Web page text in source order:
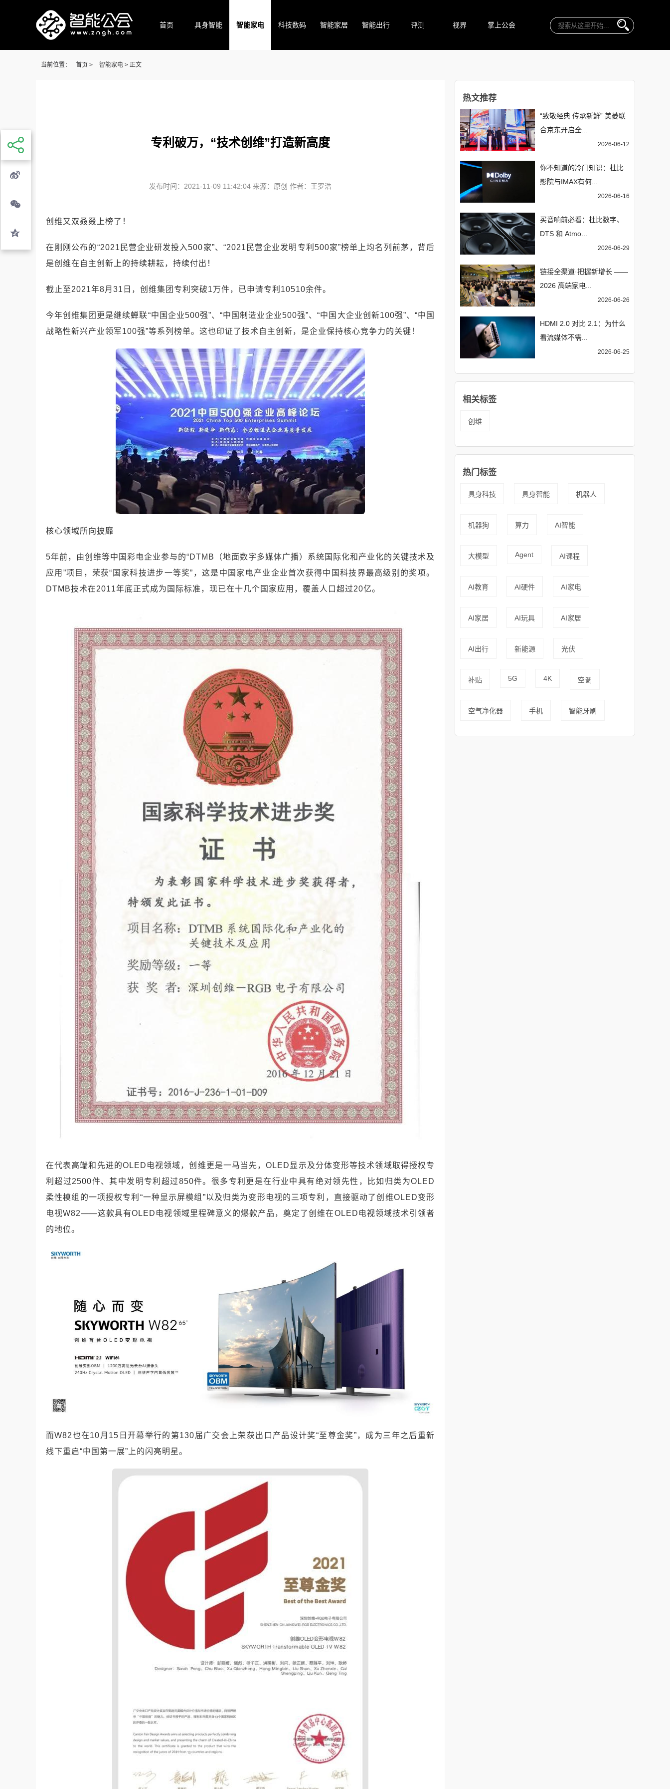
首页 具身智能 智能家电 科技数码 智能家居 智能出行 评测 视界 掌上公会
当前位置： 首页 > 智能家电 > 正文
专利破万，“技术创维”打造新高度
发布时间：2021-11-09 11:42:04 来源：原创 作者：王罗浩
创维又双叒叕上榜了！
在刚刚公布的“2021民营企业研发投入500家”、“2021民营企业发明专利500家”榜单上均名列前茅，背后
是创维在自主创新上的持续耕耘，持续付出！
截止至2021年8月31日，创维集团专利突破1万件，已申请专利10510余件。
今年创维集团更是继续蝉联“中国企业500强”、“中国制造业企业500强”、“中国大企业创新100强”、“中国
战略性新兴产业领军100强”等系列榜单。这也印证了技术自主创新，是企业保持核心竞争力的关键！
核心领域所向披靡
5年前，由创维等中国彩电企业参与的“DTMB（地面数字多媒体广播）系统国际化和产业化的关键技术及
应用”项目，荣获“国家科技进步一等奖”，这是中国家电产业企业首次获得中国科技界最高级别的奖项。
DTMB技术在2011年底正式成为国际标准，现已在十几个国家应用，覆盖人口超过20亿。
在代表高端和先进的OLED电视领域，创维更是一马当先，OLED显示及分体变形等技术领域取得授权专
利超过2500件、其中发明专利超过850件。很多专利更是在行业中具有绝对领先性，比如归类为OLED
柔性模组的一项授权专利“一种显示屏模组”以及归类为变形电视的三项专利，直接驱动了创维OLED变形
电视W82——这款具有OLED电视领域里程碑意义的爆款产品，奠定了创维在OLED电视领域技术引领者
的地位。
而W82也在10月15日开幕举行的第130届广交会上荣获出口产品设计奖“至尊金奖”，成为三年之后重新
线下重启“中国第一展”上的闪亮明星。
热文推荐
“致敬经典 传承新鲜” 美菱联
合京东开启全...
2026-06-12
你不知道的冷门知识：杜比
影院与IMAX有何...
2026-06-16
买音响前必看：杜比数字、
DTS 和 Atmo...
2026-06-29
链接全渠道·把握新增长 ——
2026 高端家电...
2026-06-26
HDMI 2.0 对比 2.1：为什么
看流媒体不需...
2026-06-25
相关标签
创维
热门标签
具身科技 具身智能 机器人
机器狗 算力 AI智能
大模型 Agent AI课程
AI教育 AI硬件 AI家电
AI家居 AI玩具 AI家居
AI出行 新能源 光伏
补贴 5G 4K 空调
空气净化器 手机 智能牙刷